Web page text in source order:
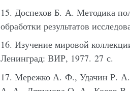
15. Доспехов Б. А. Методика
обработки результатов
16. Изучение мировой
Ленинград: ВИР, 1977. 27 с.
17. Мережко А. Ф., Удачин Р.